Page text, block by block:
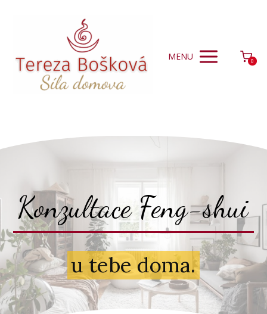
MENU 0
Konzultace Feng-shui
u tebe doma.